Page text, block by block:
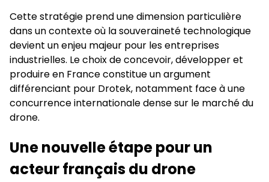
Cette stratégie prend une dimension particulière
dans un contexte où la souveraineté technologique
devient un enjeu majeur pour les entreprises
industrielles. Le choix de concevoir, développer et
produire en France constitue un argument
différenciant pour Drotek, notamment face à une
concurrence internationale dense sur le marché du
drone.
Une nouvelle étape pour un
acteur français du drone